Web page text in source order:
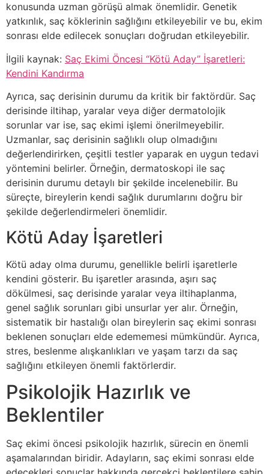
konusunda uzman görüşü almak önemlidir. Genetik
yatkınlık, saç köklerinin sağlığını etkileyebilir ve bu, ekim
sonrası elde edilecek sonuçları doğrudan etkileyebilir.
İlgili kaynak: Saç Ekimi Öncesi “Kötü Aday” İşaretleri:
Kendini Kandırma
Ayrıca, saç derisinin durumu da kritik bir faktördür. Saç
derisinde iltihap, yaralar veya diğer dermatolojik
sorunlar var ise, saç ekimi işlemi önerilmeyebilir.
Uzmanlar, saç derisinin sağlıklı olup olmadığını
değerlendirirken, çeşitli testler yaparak en uygun tedavi
yöntemini belirler. Örneğin, dermatoskopi ile saç
derisinin durumu detaylı bir şekilde incelenebilir. Bu
süreçte, bireylerin kendi sağlık durumlarını doğru bir
şekilde değerlendirmeleri önemlidir.
Kötü Aday İşaretleri
Kötü aday olma durumu, genellikle belirli işaretlerle
kendini gösterir. Bu işaretler arasında, aşırı saç
dökülmesi, saç derisinde yaralar veya iltihaplanma,
genel sağlık sorunları gibi unsurlar yer alır. Örneğin,
sistematik bir hastalığı olan bireylerin saç ekimi sonrası
beklenen sonuçları elde edememesi mümkündür. Ayrıca,
stres, beslenme alışkanlıkları ve yaşam tarzı da saç
sağlığını etkileyen önemli faktörlerdir.
Psikolojik Hazırlık ve
Beklentiler
Saç ekimi öncesi psikolojik hazırlık, sürecin en önemli
aşamalarından biridir. Adayların, saç ekimi sonrası elde